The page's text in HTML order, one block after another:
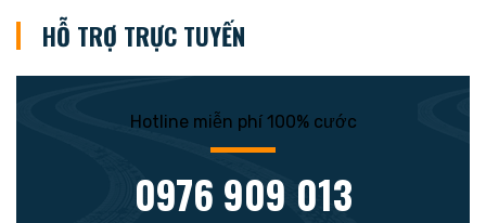
HỖ TRỢ TRỰC TUYẾN
Hotline miễn phí 100% cước
0976 909 013